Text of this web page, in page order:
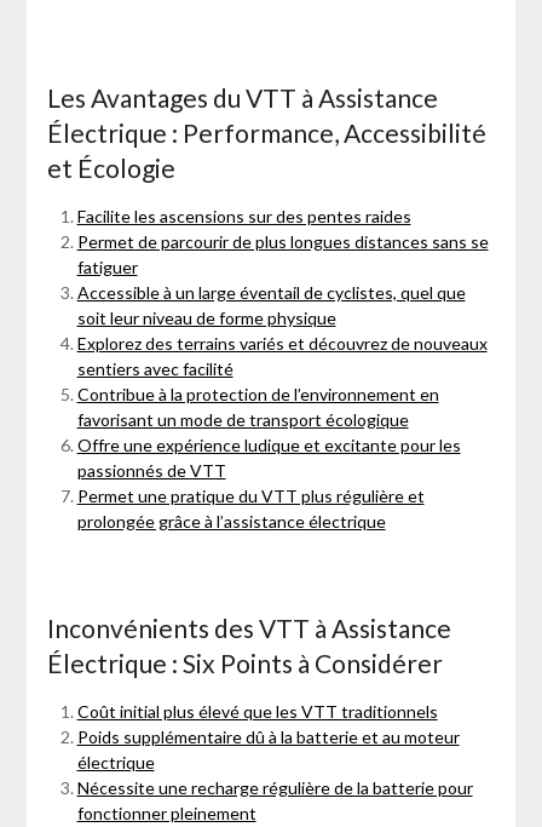
Les Avantages du VTT à Assistance
Électrique : Performance, Accessibilité
et Écologie
Facilite les ascensions sur des pentes raides
Permet de parcourir de plus longues distances sans se
fatiguer
Accessible à un large éventail de cyclistes, quel que
soit leur niveau de forme physique
Explorez des terrains variés et découvrez de nouveaux
sentiers avec facilité
Contribue à la protection de l’environnement en
favorisant un mode de transport écologique
Offre une expérience ludique et excitante pour les
passionnés de VTT
Permet une pratique du VTT plus régulière et
prolongée grâce à l’assistance électrique
Inconvénients des VTT à Assistance
Électrique : Six Points à Considérer
Coût initial plus élevé que les VTT traditionnels
Poids supplémentaire dû à la batterie et au moteur
électrique
Nécessite une recharge régulière de la batterie pour
fonctionner pleinement